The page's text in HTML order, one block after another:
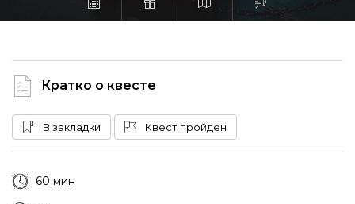
Кратко о квесте
В закладки Квест пройден
60 мин